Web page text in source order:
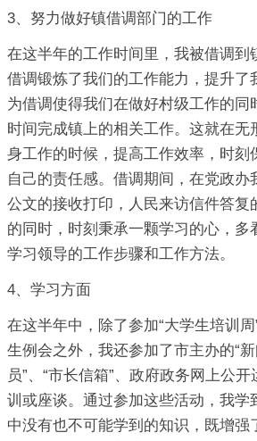
3、努力做好镇借调部门的工作
在这半年的工作时间里，我被借调到
借调锻炼了我们的工作能力，提升了
为借调使得我们在做好村级工作的同
时间完成镇上的相关工作。这就在无
身工作的时候，提高工作效率，时刻
自己的责任感。借调期间，在党政办
公文的接收打印，人民来访信件答复
的同时，时刻秉承一颗学习的心，多
学习领导的工作步骤和工作方法。
4、学习方面
在这半年中，除了参加“大学生培训
生例会之外，我还参加了市主办的“新
员”、“市长信箱”、政府政务网上公
训或座谈。通过参加这些活动，我学
中没有也不可能学到的知识，既增强